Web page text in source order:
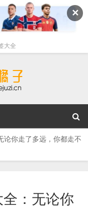
✕
大全
论你走了多远，你都走不
：无论你